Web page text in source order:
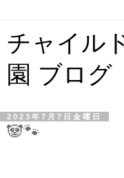
チャイル
園 ブログ
2023年7月7日金曜日
🐼🐾